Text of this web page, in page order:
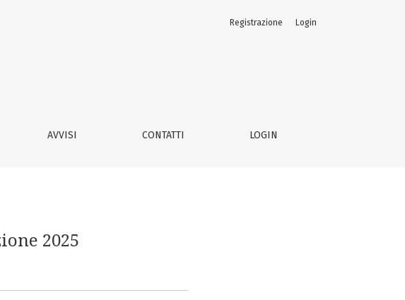
AVVISI CONTATTI LOGIN
Registrazione Login
2025